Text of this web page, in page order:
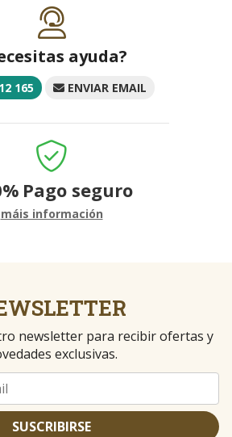
ayuda?
165 ENVIAR EMAIL
Pago seguro
máis información
newsletter para recibir ofertas y
exclusivas.
SUSCRIBIRSE